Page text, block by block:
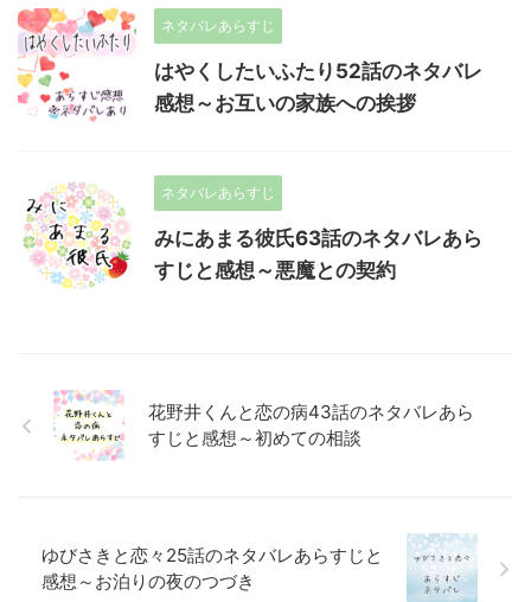
ネタバレあらすじ
はやくしたいふたり52話のネタバレ
感想～お互いの家族への挨拶
ネタバレあらすじ
みにあまる彼氏63話のネタバレあら
すじと感想～悪魔との契約
花野井くんと恋の病43話のネタバレあら
すじと感想～初めての相談
ゆびさきと恋々25話のネタバレあらすじと
感想～お泊りの夜のつづき